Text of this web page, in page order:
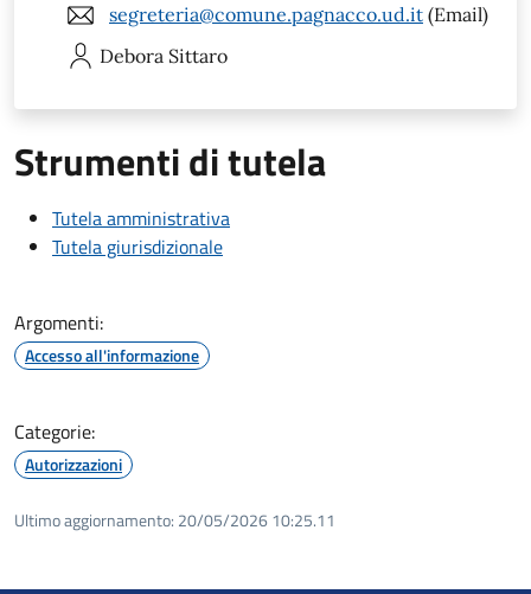
segreteria@comune.pagnacco.ud.it (Email)
Debora Sittaro
Strumenti di tutela
Tutela amministrativa
Tutela giurisdizionale
Argomenti:
Accesso all'informazione
Categorie:
Autorizzazioni
Ultimo aggiornamento: 20/05/2026 10:25.11